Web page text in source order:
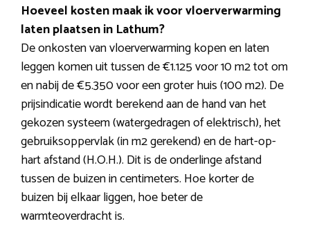
Hoeveel kosten maak ik voor vloerverwarming
laten plaatsen in Lathum?
De onkosten van vloerverwarming kopen en laten
leggen komen uit tussen de €1.125 voor 10 m2 tot om
en nabij de €5.350 voor een groter huis (100 m2). De
prijsindicatie wordt berekend aan de hand van het
gekozen systeem (watergedragen of elektrisch), het
gebruiksoppervlak (in m2 gerekend) en de hart-op-
hart afstand (H.O.H.). Dit is de onderlinge afstand
tussen de buizen in centimeters. Hoe korter de
buizen bij elkaar liggen, hoe beter de
warmteoverdracht is.